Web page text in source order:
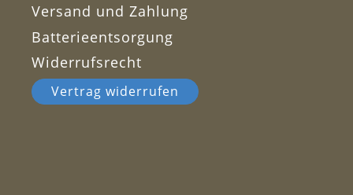
Versand und Zahlung
Batterieentsorgung
Widerrufsrecht
Vertrag widerrufen